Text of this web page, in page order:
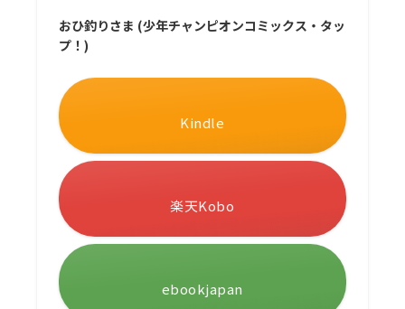
おひ釣りさま (少年チャンピオンコミックス・タッ
プ！)
Kindle
楽天Kobo
ebookjapan